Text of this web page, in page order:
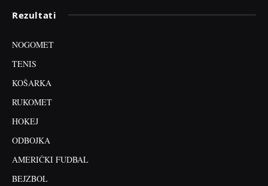
Rezultati
NOGOMET
TENIS
KOŠARKA
RUKOMET
HOKEJ
ODBOJKA
AMERIČKI FUDBAL
BEJZBOL